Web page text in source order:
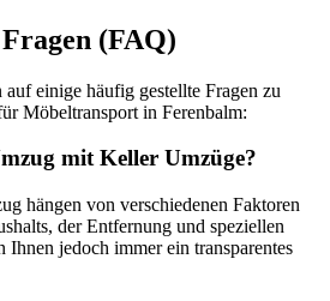
(FAQ)
einige häufig gestellte Fragen zu
Möbeltransport in Ferenbalm:
mit Keller Umzüge?
hängen von verschiedenen Faktoren
der Entfernung und speziellen
jedoch immer ein transparentes